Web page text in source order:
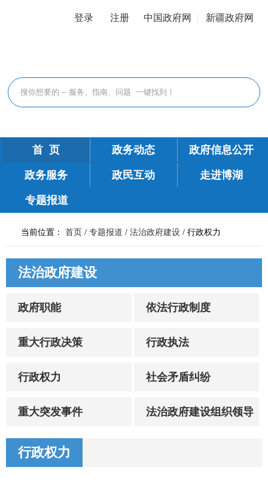
登录 注册 中国政府网 新疆政府网
首 页 政务动态 政府信息公开
政务服务 政民互动 走进博湖
专题报道
当前位置： 首页 / 专题报道 / 法治政府建设 / 行政权力
法治政府建设
政府职能 依法行政制度
重大行政决策 行政执法
行政权力 社会矛盾纠纷
重大突发事件 法治政府建设组织领导
行政权力